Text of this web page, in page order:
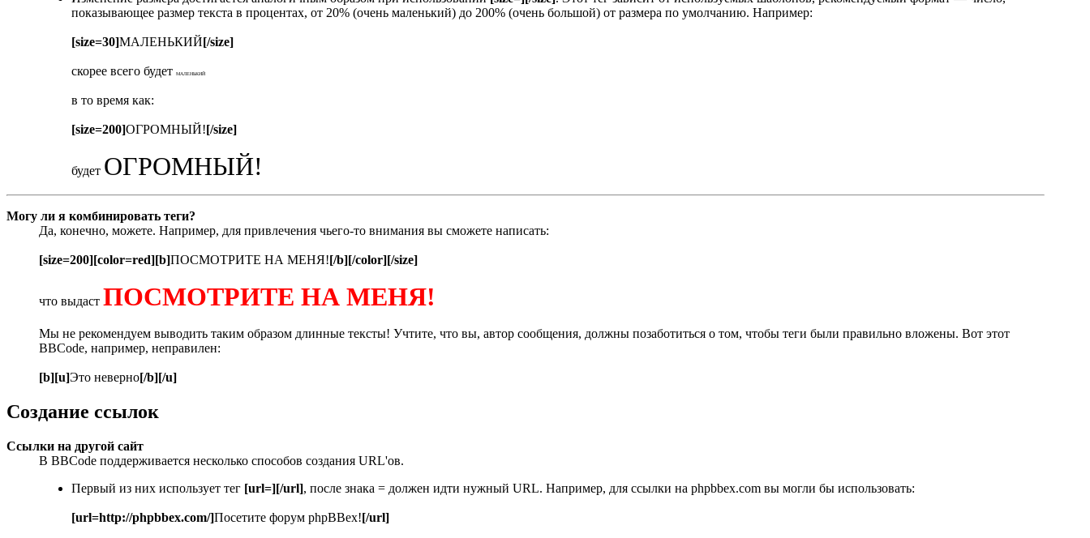
показывающее размер текста в процентах, от 20% (очень маленький) до 200% (очень большой) от размера по умолчанию. Например:
[size=30]МАЛЕНЬКИЙ[/size]
скорее всего будет МАЛЕНЬКИЙ
в то время как:
[size=200]ОГРОМНЫЙ![/size]
будет ОГРОМНЫЙ!
Могу ли я комбинировать теги?
Да, конечно, можете. Например, для привлечения чьего-то внимания вы сможете написать:
[size=200][color=red][b]ПОСМОТРИТЕ НА МЕНЯ![/b][/color][/size]
что выдаст ПОСМОТРИТЕ НА МЕНЯ!
Мы не рекомендуем выводить таким образом длинные тексты! Учтите, что вы, автор сообщения, должны позаботиться о том, чтобы теги были правильно вложены. Вот этот
BBCode, например, неправилен:
[b][u]Это неверно[/b][/u]
Создание ссылок
Ссылки на другой сайт
В BBCode поддерживается несколько способов создания URL'ов.
Первый из них использует тег [url=][/url], после знака = должен идти нужный URL. Например, для ссылки на phpbbex.com вы могли бы использовать:
[url=http://phpbbex.com/]Посетите форум phpBBex![/url]